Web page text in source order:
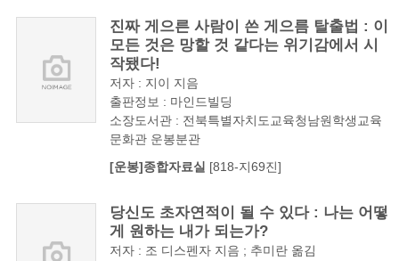
진짜 게으른 사람이 쓴 게으름 탈출법 : 이
모든 것은 망할 것 같다는 위기감에서 시
작됐다!
저자 : 지이 지음
출판정보 : 마인드빌딩
소장도서관 : 전북특별자치도교육청남원학생교육
문화관 운봉분관
[운봉]종합자료실 [818-지69진]
당신도 초자연적이 될 수 있다 : 나는 어떻
게 원하는 내가 되는가?
저자 : 조 디스펜자 지음 ; 추미란 옮김